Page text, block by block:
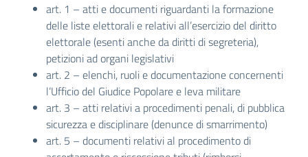
art. 1 – atti e documenti riguardanti la formazione
delle liste elettorali e relativi all’esercizio del diritto
elettorale (esenti anche da diritti di segreteria),
petizioni ad organi legislativi
art. 2 – elenchi, ruoli e documentazione concernenti
l’Ufficio del Giudice Popolare e leva militare
art. 3 – atti relativi a procedimenti penali, di pubblica
sicurezza e disciplinare (denunce di smarrimento)
art. 5 – documenti relativi al procedimento di